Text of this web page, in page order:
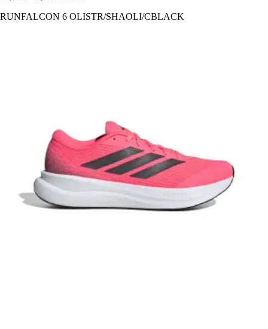
RUNFALCON 6 OLISTR/SHAOLI/CBLACK